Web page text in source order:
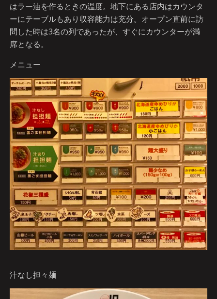
はラー油を作るときの温度。地下にある店内はカウンタ
ーにテーブルもあり収容能力は充分。オープン直前に訪
問した時は3名の列であったが、すぐにカウンターが満
席となる。
メニュー
汁なし担々麺